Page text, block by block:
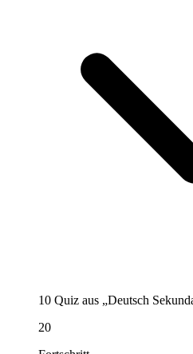
10 Quiz aus „Deutsch
20